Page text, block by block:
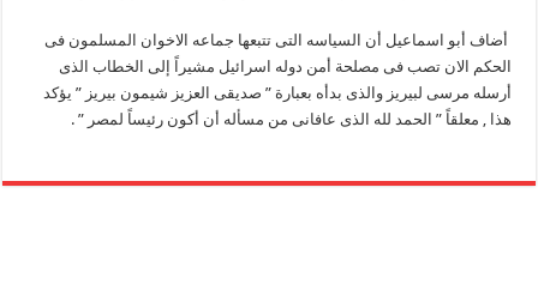
أضاف أبو اسماعيل أن السياسه التى تتبعها جماعه الاخوان المسلمون فى
الحكم الان تصب فى مصلحة أمن دوله اسرائيل مشيراً إلى الخطاب الذى
أرسله مرسى لبيريز والذى بدأه بعبارة ” صديقى العزيز شيمون بيريز ” يؤكد
هذا , معلقاً ” الحمد لله الذى عافانى من مسأله أن أكون رئيساً لمصر ” .